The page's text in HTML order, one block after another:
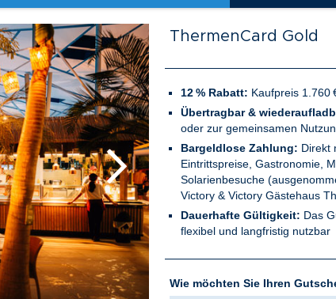
ThermenCard Gold
12 % Rabatt: Kaufpreis 1.760
Übertragbar &
oder zur gemeinsamen
Bargeldlose Zahlung: Direkt
Eintrittspreise, Gastronomie,
Solarienbesuche
Victory & Victory Gästehaus
Dauerhafte Gültigkeit: Das
flexibel und langfristig nutzbar
Wie möchten Sie Ihren